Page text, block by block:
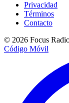
Privacidad
Términos
Contacto
© 2026 Focus
Código Móvil